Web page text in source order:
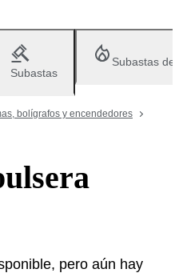
Subastas
Subastas
bolígrafos y encendedores
pero aún hay